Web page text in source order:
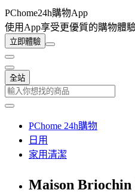
PChome24h購物App
使用App享受更優質的購物體
立即體驗
全站
PChome 24h購物
日用
家用清潔
Maison Briochin